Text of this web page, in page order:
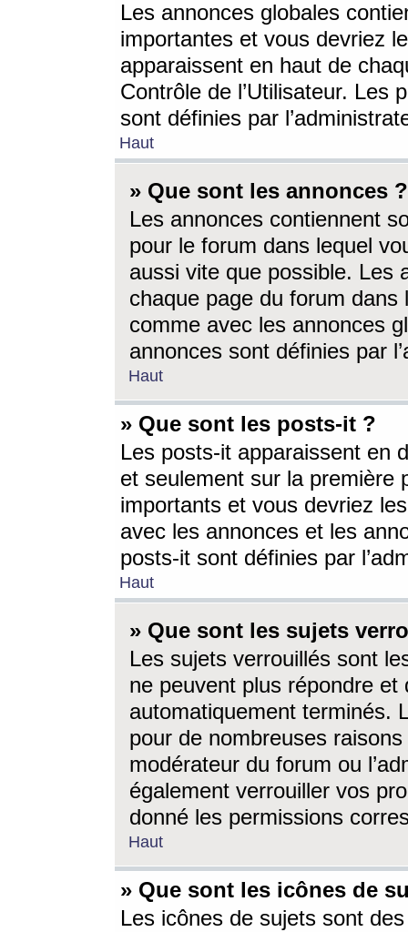
Les annonces globales
importantes et vous devriez
apparaissent en haut de
Contrôle de l’Utilisateur. Les
sont définies par
Haut
» Que sont les annonces ?
Les annonces contiennent
pour le forum dans lequel
aussi vite que possible. Les
chaque page du forum dans
comme avec les annonces
annonces sont définies par
Haut
» Que sont les posts-it ?
Les posts-it apparaissent en
et seulement sur la première
importants et vous devriez
avec les annonces et les
posts-it sont définies par
Haut
» Que sont les sujets
Les sujets verrouillés sont
ne peuvent plus répondre
automatiquement terminés.
pour de nombreuses
modérateur du forum ou
également verrouiller vos
donné les permissions
Haut
» Que sont les icônes de
Les icônes de sujets sont